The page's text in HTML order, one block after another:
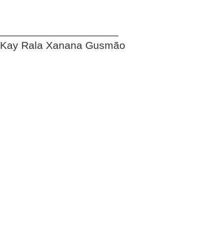
Kay Rala Xanana Gusmão